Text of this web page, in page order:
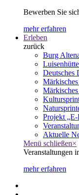
Bewerben Sie
mehr erfahren
Erleben
zurück
Burg
Deutsches
Projekt
Aktuelle
Menü schließen×
Veranstaltungen
mehr erfahren